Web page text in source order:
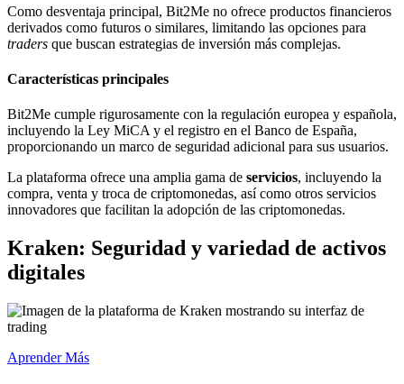
Como desventaja principal, Bit2Me no ofrece productos financieros
derivados como futuros o similares, limitando las opciones para
traders que buscan estrategias de inversión más complejas.
Características principales
Bit2Me cumple rigurosamente con la regulación europea y española,
incluyendo la Ley MiCA y el registro en el Banco de España,
proporcionando un marco de seguridad adicional para sus usuarios.
La plataforma ofrece una amplia gama de servicios, incluyendo la
compra, venta y troca de criptomonedas, así como otros servicios
innovadores que facilitan la adopción de las criptomonedas.
Kraken: Seguridad y variedad de activos
digitales
Aprender Más